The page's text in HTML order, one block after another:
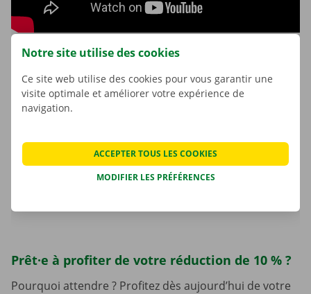
Faites confiance à Dockx pour votre
déménagement
Plus de 45 ans d’expérience dans la location.
Un soutien personnalisé du début à la fin.
Des véhicules et des options adaptés à votre
Prêt·e à profiter de votre réduction de 10 % ?
Pourquoi attendre ? Profitez dès aujourd’hui de votre
Notre site utilise des cookies
Ce site web utilise des cookies pour vous garantir une
visite optimale et améliorer votre expérience de
navigation.
MODIFIER LES PRÉFÉRENCES
ACCEPTER TOUS LES COOKIES